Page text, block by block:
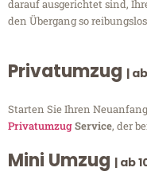
darauf ausgerichtet sind,
den Übergang so
Privatumzug |
Starten Sie Ihren
PrivatumzugService, der
Mini Umzug | ab